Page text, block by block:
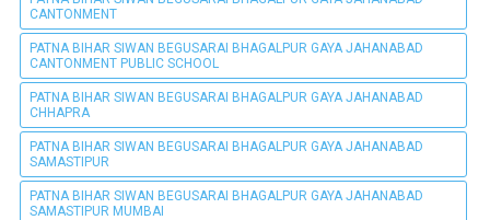
CANTONMENT
PATNA BIHAR SIWAN BEGUSARAI BHAGALPUR GAYA JAHANABAD
CANTONMENT PUBLIC SCHOOL
PATNA BIHAR SIWAN BEGUSARAI BHAGALPUR GAYA JAHANABAD
CHHAPRA
PATNA BIHAR SIWAN BEGUSARAI BHAGALPUR GAYA JAHANABAD
SAMASTIPUR
PATNA BIHAR SIWAN BEGUSARAI BHAGALPUR GAYA JAHANABAD
SAMASTIPUR MUMBAI